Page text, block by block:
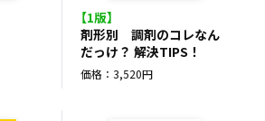
【1版】
剤形別 調剤のコレなん
だっけ？ 解決TIPS！
価格：3,520円